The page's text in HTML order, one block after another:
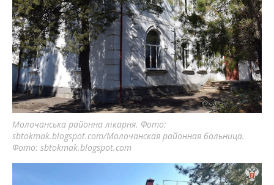
Молочанська районна лікарня. Фото:
sbtokmak.blogspot.com/Молочанская районная больница.
Фото: sbtokmak.blogspot.com